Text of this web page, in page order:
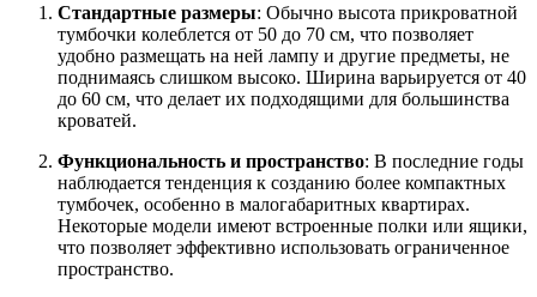
Стандартные размеры: Обычно высота прикроватной
тумбочки колеблется от 50 до 70 см, что позволяет
удобно размещать на ней лампу и другие предметы, не
поднимаясь слишком высоко. Ширина варьируется от 40
до 60 см, что делает их подходящими для большинства
кроватей.
Функциональность и пространство: В последние годы
наблюдается тенденция к созданию более компактных
тумбочек, особенно в малогабаритных квартирах.
Некоторые модели имеют встроенные полки или ящики,
что позволяет эффективно использовать ограниченное
пространство.